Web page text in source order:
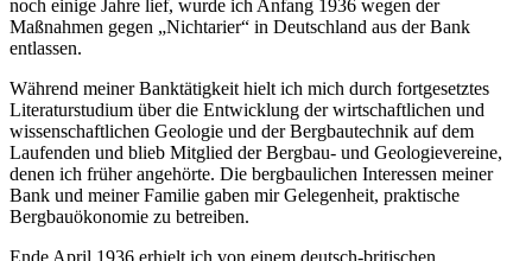
noch einige Jahre lief, wurde ich Anfang 1936 wegen der
Maßnahmen gegen „Nichtarier“ in Deutschland aus der Bank
entlassen.
Während meiner Banktätigkeit hielt ich mich durch fortgesetztes
Literaturstudium über die Entwicklung der wirtschaftlichen und
wissenschaftlichen Geologie und der Bergbautechnik auf dem
Laufenden und blieb Mitglied der Bergbau- und Geologievereine,
denen ich früher angehörte. Die bergbaulichen Interessen meiner
Bank und meiner Familie gaben mir Gelegenheit, praktische
Bergbauökonomie zu betreiben.
Ende April 1936 erhielt ich von einem deutsch-britischen